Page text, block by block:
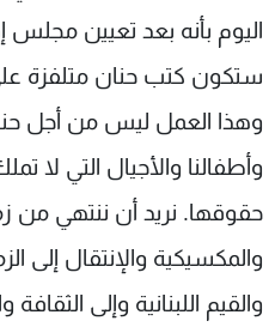
اليوم بأنه بعد تعيين مجلس
ستكون كتب حنان متلفزة
وهذا العمل ليس من أجل
وأطفالنا والأجيال التي
حقوقها. نريد أن ننتهي من
والمكسيكية والإنتقال إلى
والقيم اللبنانية وإلى الثقافة